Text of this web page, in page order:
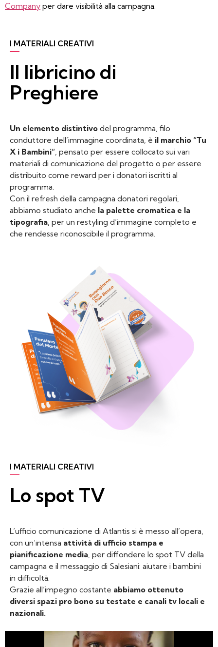
Company per dare visibilità alla campagna.
I MATERIALI CREATIVI
Il libricino di
Preghiere
Un elemento distintivo del programma, filo
conduttore dell’immagine coordinata, è il marchio “Tu
X i Bambini”, pensato per essere collocato sui vari
materiali di comunicazione del progetto o per essere
distribuito come reward per i donatori iscritti al
programma.
Con il refresh della campagna donatori regolari,
abbiamo studiato anche la palette cromatica e la
tipografia, per un restyling d’immagine completo e
che rendesse riconoscibile il programma.
I MATERIALI CREATIVI
Lo spot TV
L’ufficio comunicazione di Atlantis si è messo all’opera,
con un’intensa attività di ufficio stampa e
pianificazione media, per diffondere lo spot TV della
campagna e il messaggio di Salesiani: aiutare i bambini
in difficoltà.
Grazie all’impegno costante abbiamo ottenuto
diversi spazi pro bono su testate e canali tv locali e
nazionali.